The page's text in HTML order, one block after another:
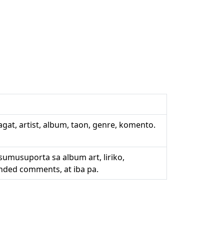
artist, album, taon, genre, komento.
sa album art, liriko,
comments, at iba pa.